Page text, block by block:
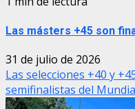
Las másters +45 son
31 de julio de 2026
Las selecciones +40 y
semifinalistas del